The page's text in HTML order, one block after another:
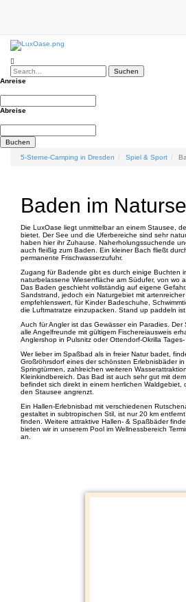
Suchen
Anreise
Abreise
Buchen
5-Sterne-Camping in Dresden
Spiel & Sport
Baden im
Die LuxOase liegt unmittelbar an einem Stausee,
bietet. Der See und die Uferbereiche sind sehr
haben hier ihr Zuhause. Naherholungssuchende
auch fleißig zum Baden. Ein kleiner Bach fließt
permanente Frischwasserzufuhr.
Zugang für Badende gibt es durch einige Buchten
naturbelassene Wiesenfläche am Südufer, von wo
Das Baden geschieht vollständig auf eigene
Sandstrand, jedoch ein Naturgebiet mit
empfehlenswert, für Kinder Badeschuhe,
die Luftmatratze einzupacken. Stand up paddeln ist
Auch für Angler ist das Gewässer ein Paradies. Der
alle Angelfreunde mit gültigem Fischereiausweis
Anglershop in Pulsnitz oder Ottendorf-Okrilla Tages-
Wer lieber im Spaßbad als in freier Natur badet,
Großröhrsdorf eines der schönsten Erlebnisbäder
Springtürmen, zahlreichen weiteren
Kleinkindbereich. Das Bad ist auch sehr gut mit
befindet sich direkt in einem herrlichen Waldgebiet,
den Stausee angrenzt.
Ein Hallen-Erlebnisbad mit verschiedenen
gestaltet in subtropischen Stil, ist nur 20 km
finden. Weitere attraktive Hallen- & Spaßbäder
bieten wir in unserem Pool im Wellnessbereich
an.